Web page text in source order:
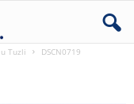
Tuzli DSCN0719